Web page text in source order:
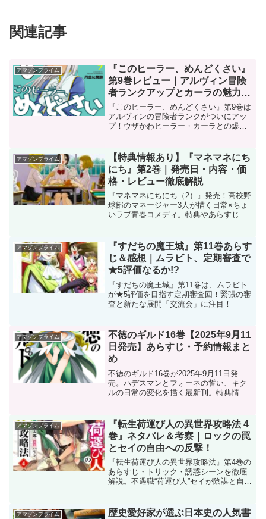
関連記事
アマゾンプライム
『このヒーラー、めんどくさい』
第9巻レビュー｜アルヴィン冒険
者ランクアップとカーラの魅力を
徹底解説【Kindle版】
『このヒーラー、めんどくさい』第9巻は
アルヴィンの冒険者ランクがついにアッ
プ！ウザかわヒーラー・カーラとの爆笑
アマゾンプライム
【特典情報あり】『マネマネにち
にち』第2巻｜発売日・内容・価
格・レビュー徹底解説
『マネマネにちにち（2）』発売！高校野
球部のマネージャー3人が描く日常×ちょ
いラブ青春コメディ。特典やあらすじも
アマゾンプライム
『すだちの魔王城』第11巻あらす
じ＆感想｜ムラビト、定期審査で
★5評価なるか!?
『すだちの魔王城』第11巻は、ムラビト
が★5評価を目指す定期審査回！緊張の審
査と新たな展開「交流会」に注目！
アマゾンプライム
不徳のギルド16巻【2025年9月11
日発売】あらすじ・予約情報まと
め
不徳のギルド16巻が2025年9月11日発
売。ハデスマンとフォーネの誓い、キク
ルの日常の変化を描く最新刊。特典情報
アマゾンプライム
『転生荷運び人の異世界攻略法 4
巻』ネタバレ＆考察｜ロックの罠
とセイの自由への反撃！
『転生荷運び人の異世界攻略法』第4巻の
あらすじ・トリック・誘惑シーンを徹底
解説。不遇職“荷運び人”セイが陰謀と自由
アマゾンプライム
歴史愛好家が選ぶ日本史の人気書